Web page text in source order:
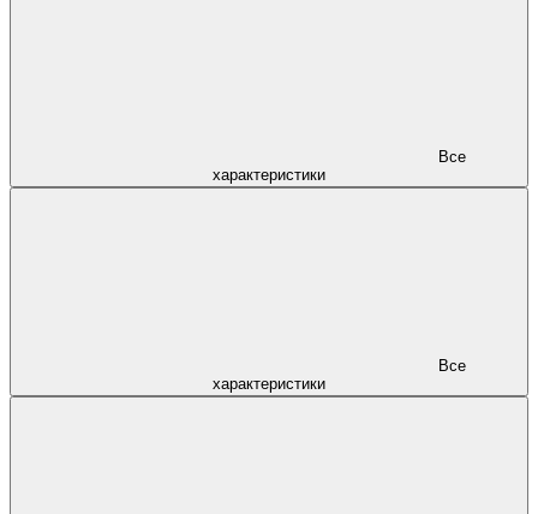
характеристики
характеристики